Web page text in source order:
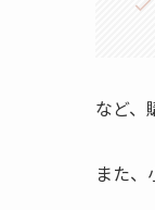
など、
また